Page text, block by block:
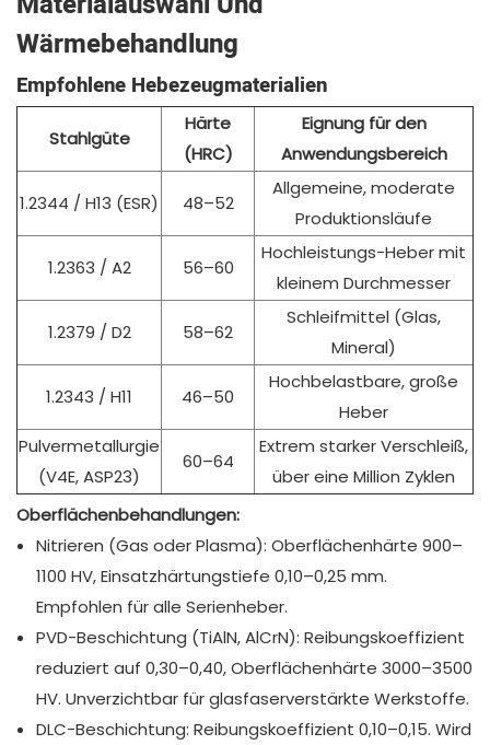
Wärmebehandlung
Empfohlene Hebezeugmaterialien
Stahlgüte
Härte
(HRC)
Eignung für den
Anwendungsbereich
1.2344 / H13 (ESR) 48–52
Allgemeine, moderate
Produktionsläufe
1.2363 / A2 56–60
Hochleistungs-Heber mit
kleinem Durchmesser
1.2379 / D2 58–62
Schleifmittel (Glas,
Mineral)
1.2343 / H11 46–50
Hochbelastbare, große
Heber
Pulvermetallurgie
(V4E, ASP23)
60–64
Extrem starker Verschleiß,
über eine Million Zyklen
Oberflächenbehandlungen:
Nitrieren (Gas oder Plasma): Oberflächenhärte 900–
1100 HV, Einsatzhärtungstiefe 0,10–0,25 mm.
Empfohlen für alle Serienheber.
PVD-Beschichtung (TiAlN, AlCrN): Reibungskoeffizient
reduziert auf 0,30–0,40, Oberflächenhärte 3000–3500
HV. Unverzichtbar für glasfaserverstärkte Werkstoffe.
DLC-Beschichtung: Reibungskoeffizient 0,10–0,15. Wird